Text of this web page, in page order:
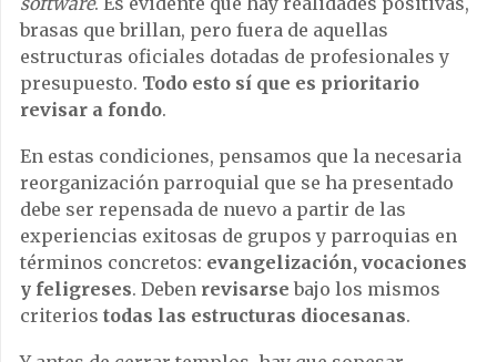
brasas que brillan, pero fuera de aquellas
estructuras oficiales dotadas de profesionales y
presupuesto. Todo esto sí que es prioritario
revisar a fondo.
En estas condiciones, pensamos que la necesaria
reorganización parroquial que se ha presentado
debe ser repensada de nuevo a partir de las
experiencias exitosas de grupos y parroquias en
términos concretos: evangelización, vocaciones
y feligreses. Deben revisarse bajo los mismos
criterios todas las estructuras diocesanas.